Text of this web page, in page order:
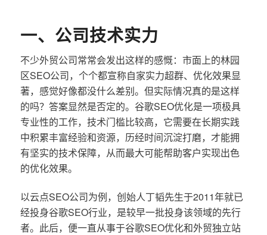
一、公司技术实力
不少外贸公司常常会发出这样的感慨：市面上的林园
区SEO公司，个个都宣称自家实力超群、优化效果显
著，感觉好像都没什么差别。但实际情况真的是这样
的吗？答案显然是否定的。谷歌SEO优化是一项极具
专业性的工作，技术门槛比较高，它需要在长期实践
中积累丰富经验和资源，历经时间沉淀打磨，才能拥
有坚实的技术保障，从而最大可能帮助客户实现出色
的优化效果。
以云点SEO公司为例，创始人丁韬先生于2011年就已
经投身谷歌SEO行业，是较早一批投身该领域的先行
者。此后，便一直从事于谷歌SEO优化和外贸独立站